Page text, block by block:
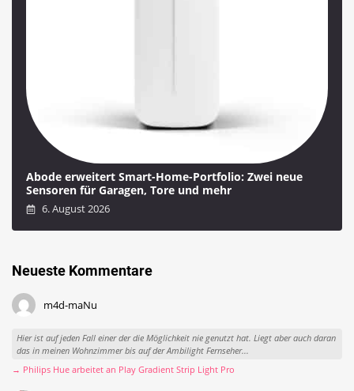
Abode erweitert Smart-Home-Portfolio: Zwei neue
Sensoren für Garagen, Tore und mehr
6. August 2026
Neueste Kommentare
m4d-maNu
Hier ist auf jeden Fall einer der die Möglichkeit nie genutzt hat. Liegt aber auch daran
das in meinen Wohnzimmer bis auf der Ambilight Fernseher...
→ Philips Hue arbeitet an Play Gradient Strip Light Pro